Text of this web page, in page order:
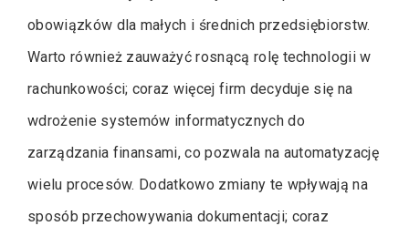
obowiązków dla małych i średnich przedsiębiorstw.
Warto również zauważyć rosnącą rolę technologii w
rachunkowości; coraz więcej firm decyduje się na
wdrożenie systemów informatycznych do
zarządzania finansami, co pozwala na automatyzację
wielu procesów. Dodatkowo zmiany te wpływają na
sposób przechowywania dokumentacji; coraz